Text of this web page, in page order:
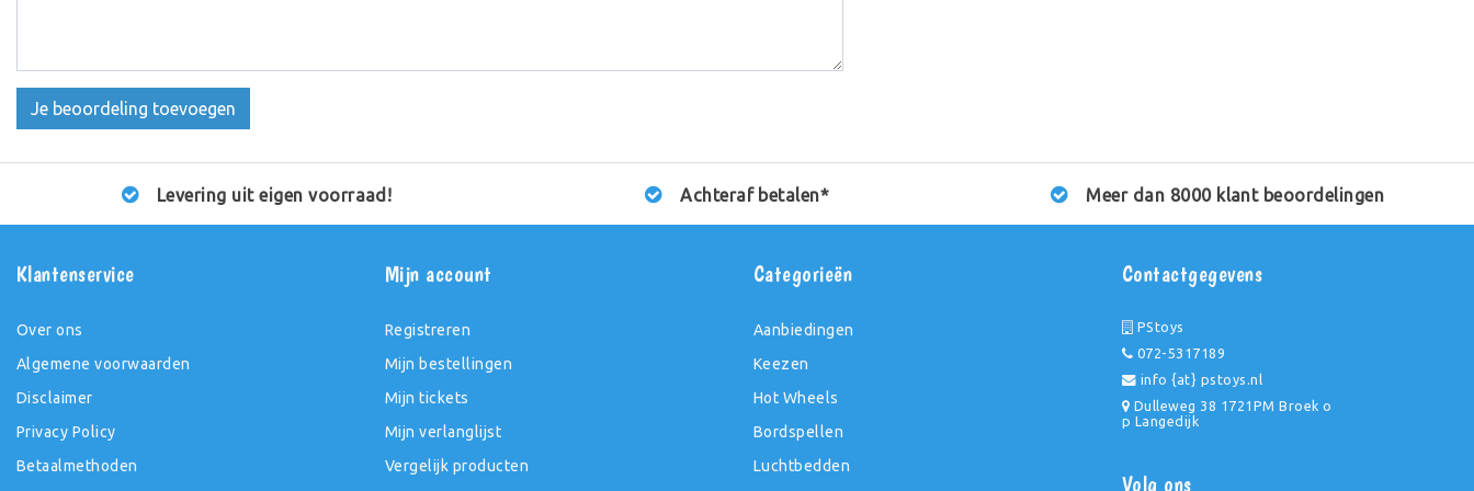
Je beoordeling toevoegen
Levering uit eigen voorraad! Achteraf betalen* Meer dan 8000 klant beoordelingen
Klantenservice
Over ons
Algemene voorwaarden
Disclaimer
Privacy Policy
Betaalmethoden
Mijn account
Registreren
Mijn bestellingen
Mijn tickets
Mijn verlanglijst
Vergelijk producten
Categorieën
Aanbiedingen
Keezen
Hot Wheels
Bordspellen
Luchtbedden
Contactgegevens
PStoys
072-5317189
info {at} pstoys.nl
Dulleweg 38 1721PM Broek o
p Langedijk
Volg ons